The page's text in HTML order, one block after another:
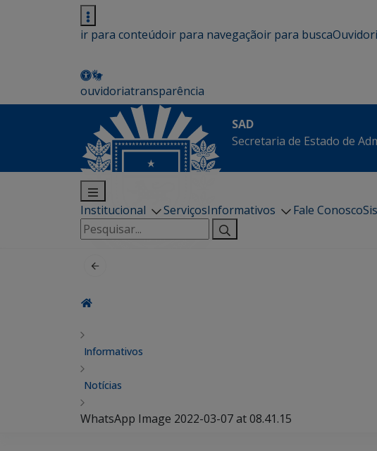
ir para conteúdoir para navegaçãoir para busca
ouvidoriatransparência
SAD
Secretaria de Estado de
Institucional ServiçosInformativos Fale Conosco
Pesquisar
por:
Informativos
Notícias
WhatsApp Image 2022-03-07 at 08.41.15